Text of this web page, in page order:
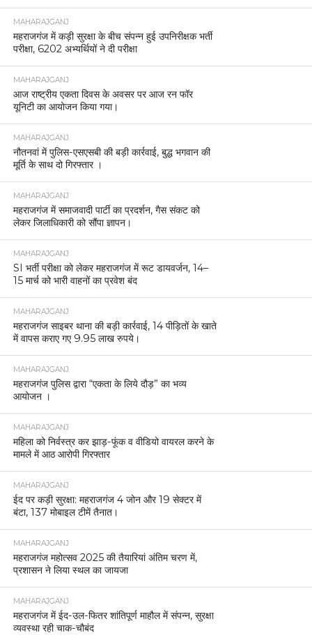
MAHARAJGANJ
महराजगंज में कड़ी सुरक्षा के बीच संपन्न हुई उपनिरीक्षक भर्ती
परीक्षा, 6202 अभ्यर्थियों ने दी परीक्षा
MAHARAJGANJ
आज राष्ट्रीय एकता दिवस के अवसर पर आज रन फॉर
यूनिटी का आयोजन किया गया।
MAHARAJGANJ
नौतनवां में पुलिस-एसएसबी की बड़ी कार्रवाई, बुद्ध भगवान की
मूर्ति के साथ दो गिरफ्तार ।
MAHARAJGANJ
महराजगंज में समाजवादी पार्टी का प्रदर्शन, गैस संकट को
लेकर जिलाधिकारी को सौंपा ज्ञापन।
MAHARAJGANJ
SI भर्ती परीक्षा को लेकर महराजगंज में रूट डायवर्जन, 14–
15 मार्च को भारी वाहनों का प्रवेश बंद
MAHARAJGANJ
महराजगंज साइबर थाना की बड़ी कार्रवाई, 14 पीड़ितों के खाते
में वापस कराए गए 9.95 लाख रुपये।
MAHARAJGANJ
महराजगंज पुलिस द्वारा “एकता के लिये दौड़” का भव्य
आयोजन ।
MAHARAJGANJ
महिला को निर्वस्त्र कर झाड़-फूंक व वीडियो वायरल करने के
मामले में आठ आरोपी गिरफ्तार
MAHARAJGANJ
ईद पर कड़ी सुरक्षा: महराजगंज 4 जोन और 19 सेक्टर में
बंटा, 137 मोबाइल टीमें तैनात।
MAHARAJGANJ
महराजगंज महोत्सव 2025 की तैयारियां अंतिम चरण में,
प्रशासन ने लिया स्थल का जायजा
MAHARAJGANJ
महराजगंज में ईद-उल-फितर शांतिपूर्ण माहौल में संपन्न, सुरक्षा
व्यवस्था रही चाक-चौबंद